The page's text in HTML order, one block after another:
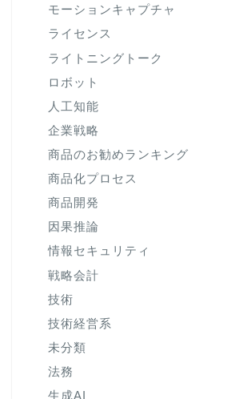
モーションキャプチャ
ライセンス
ライトニングトーク
ロボット
人工知能
企業戦略
商品のお勧めランキング
商品化プロセス
商品開発
因果推論
情報セキュリティ
戦略会計
技術
技術経営系
未分類
法務
生成AI